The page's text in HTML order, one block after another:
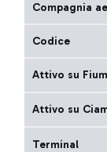
Compagnia
Codice
Attivo su
Attivo su
Terminal